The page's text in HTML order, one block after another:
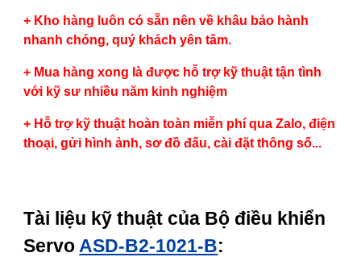
+ Kho hàng luôn có sẵn nên về khâu bảo hành
nhanh chóng, quý khách yên tâm.
+ Mua hàng xong là được hỗ trợ kỹ thuật tận tình
với kỹ sư nhiều năm kinh nghiệm
+ Hỗ trợ kỹ thuật hoàn toàn miễn phí qua Zalo, điện
thoại, gửi hình ảnh, sơ đồ đấu, cài đặt thông số...
Tài liệu kỹ thuật của Bộ điều khiển
Servo ASD-B2-1021-B: